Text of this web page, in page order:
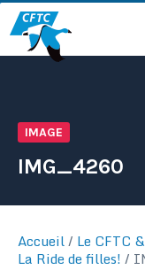
Passer
au
contenu
IMAGE
IMG_4260
Accueil/ Le CFTC
La Ride de filles! /